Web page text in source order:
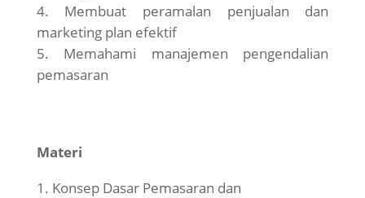
Membuat peramalan penjualan dan
marketing plan efektif
Memahami manajemen pengendalian
pemasaran
Materi
Konsep Dasar Pemasaran dan